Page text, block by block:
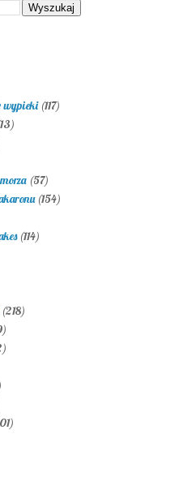
wypieki (117)
(57)
(154)
(114)
(218)